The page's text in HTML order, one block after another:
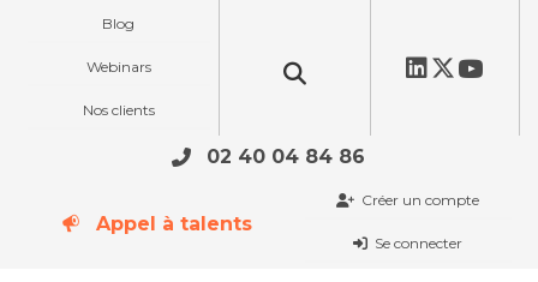
Blog
Webinars
Nos clients
02 40 04 84 86
Appel à talents
Créer un compte
Se connecter